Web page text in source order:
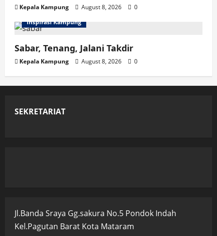
Kepala Kampung August 8, 2026
0
Inspirasi Kampung
Sabar, Tenang, Jalani Takdir
Kepala Kampung August 8, 2026 0
SEKRETARIAT
Jl.Banda Sraya Gg.sakura No.5 Pondok Indah
Kel.Pagutan Barat Kota Mataram